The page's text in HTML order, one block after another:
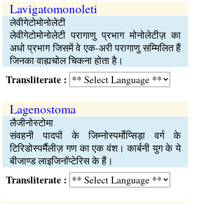
Lavigatomonoleti
लेवीगेटोमोनोलेटी
लेवीगेटोमोनोलेटी परागाणु प्रभाग मोनोलेटीज़ का
अधो प्रभाग जिसमें वे एक-अरी परागाणु सम्मिलित हैं
जिनका वाह्यचोल चिकना होता है।
:
Lagenostoma
लैजीनोस्टोमा
संवहनी पादपों के जिम्नोस्पर्मोप्सिड़ा वर्ग के
टिरिडोस्पर्मैलीज़ गण का एक वंश। कार्बनी युग के ये
बीजाण्ड लाइजिनॉप्टेरिस के हैं।
: